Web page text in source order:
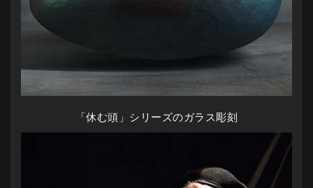
「休む頭」シリーズのガラス彫刻